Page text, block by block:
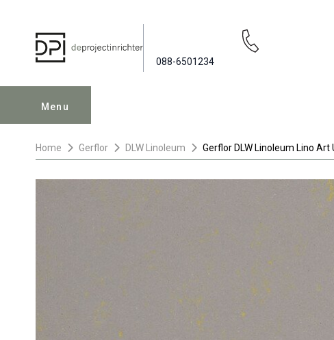
088-6501234
Menu
Home Gerflor DLW Linoleum Gerflor DLW Linoleum Lino